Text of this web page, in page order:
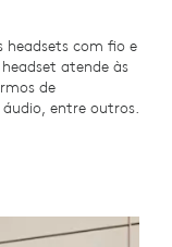
headsets com fio e
atende às
de
entre outros.